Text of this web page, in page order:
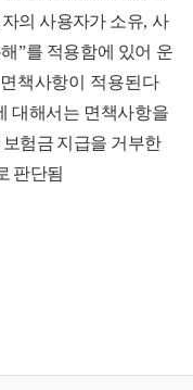
의 사용자가 소유,사
”를 적용함에 있어 운
책사항이 적용된다
대해서는 면책사항을
보험금 지급을 거 부한
판단됨